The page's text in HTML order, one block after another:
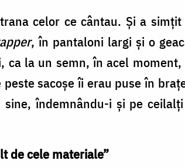
celor ce cântau. Și a simţit
, în pantaloni largi și o
la un semn, în acel
sacoşe îi erau puse în
îndemnându-i şi pe
de cele materiale”